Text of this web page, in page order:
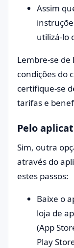
Assim
utilizá-lo
Lembre-se
condições do
certifique-se
tarifas e
Pelo
Sim, outra
através do
estes passos:
Baixe o
loja de
(App
Play